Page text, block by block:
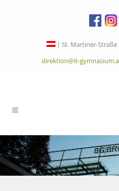
| St. Martiner-Straße
direktion@it-